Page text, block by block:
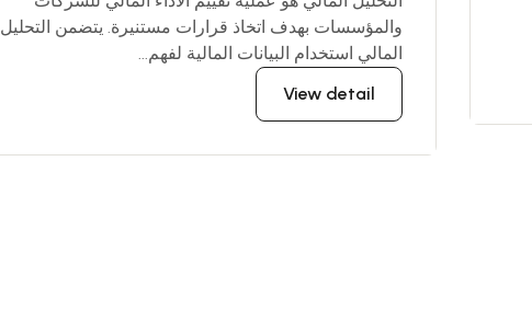
والمؤسسات بهدف اتخاذ قرارات مستنيرة. يتضمن التحليل
المالي استخدام البيانات المالية لفهم...
View detail